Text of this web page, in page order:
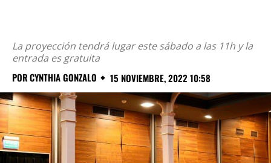
La proyección tendrá lugar este sábado a las 11h y la
entrada es gratuita
PORCYNTHIA GONZALO 15 NOVIEMBRE, 2022 10:58